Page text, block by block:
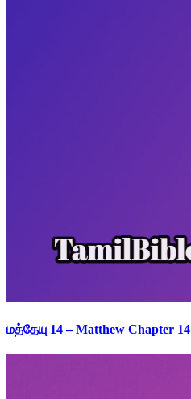
மத்தேயு 14 – Matthew Chapter 14